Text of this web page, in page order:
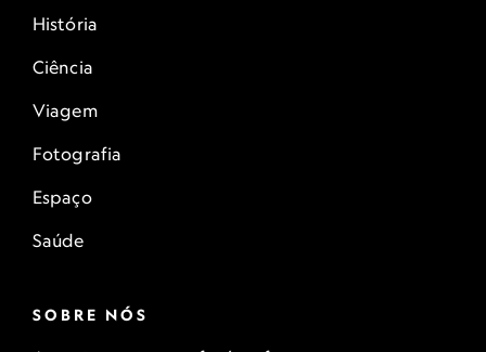
História
Ciência
Viagem
Fotografia
Espaço
Saúde
SOBRE NÓS